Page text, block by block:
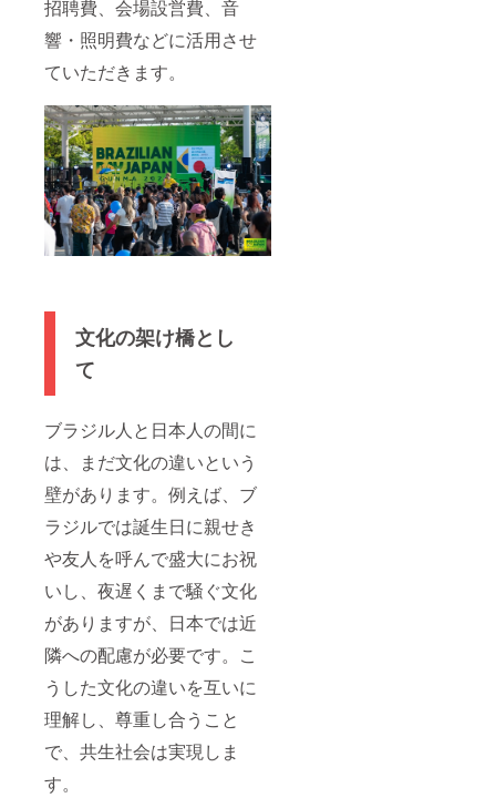
招聘費、会場設営費、音
響・照明費などに活用させ
ていただきます。
文化の架け橋とし
て
ブラジル人と日本人の間に
は、まだ文化の違いという
壁があります。例えば、ブ
ラジルでは誕生日に親せき
や友人を呼んで盛大にお祝
いし、夜遅くまで騒ぐ文化
がありますが、日本では近
隣への配慮が必要です。こ
うした文化の違いを互いに
理解し、尊重し合うこと
で、共生社会は実現しま
す。